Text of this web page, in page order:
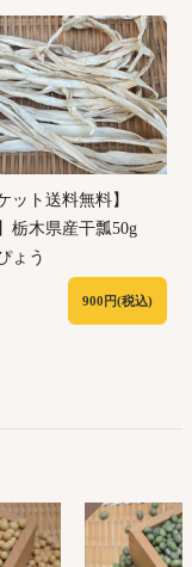
ット送料無料】
栃木県産干瓢50g
ょう
900円(税込)